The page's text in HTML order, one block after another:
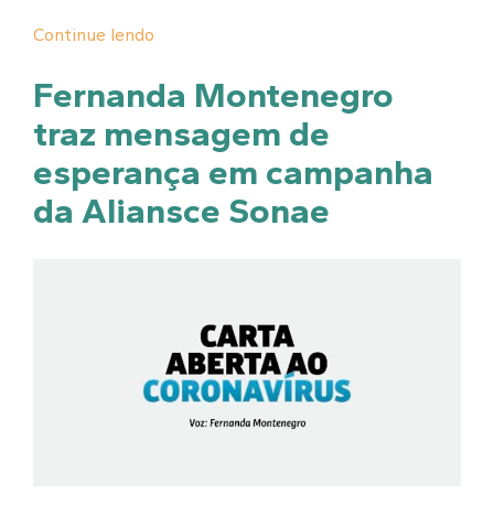
Continue lendo
Fernanda Montenegro
traz mensagem de
esperança em campanha
da Aliansce Sonae